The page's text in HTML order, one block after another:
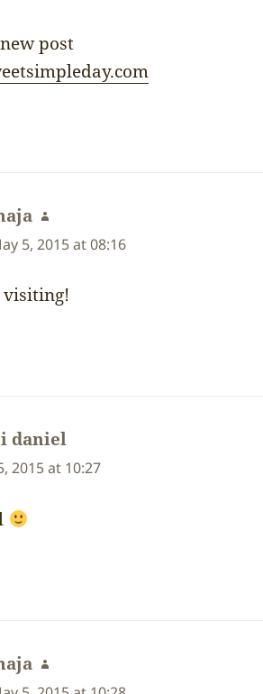
post
says:
5, 2015 at 08:16
daniel
2015 at 10:27
says: